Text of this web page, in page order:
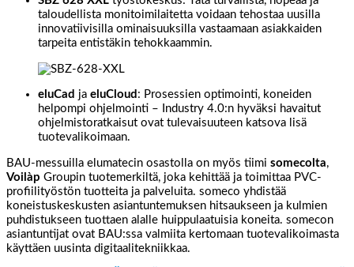
taloudellista monitoimilaitetta voidaan tehostaa uusilla
innovatiivisilla ominaisuuksilla vastaamaan asiakkaiden
tarpeita entistäkin tehokkaammin.
eluCad ja eluCloud : Prosessien optimointi, koneiden
helpompi ohjelmointi – Industry 4.0:n hyväksi havaitut
ohjelmistoratkaisut ovat tulevaisuuteen katsova lisä
tuotevalikoimaan.
BAU-messuilla elumatecin osastolla on myös tiimi somecolta,
Voilàp Groupin tuotemerkiltä, joka kehittää ja toimittaa PVC-
profiilityöstön tuotteita ja palveluita. someco yhdistää
koneistuskeskusten asiantuntemuksen hitsaukseen ja kulmien
puhdistukseen tuottaen alalle huippulaatuisia koneita. somecon
asiantuntijat ovat BAU:ssa valmiita kertomaan tuotevalikoimasta
käyttäen uusinta digitaalitekniikkaa.